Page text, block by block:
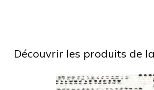
Découvrir les produits de